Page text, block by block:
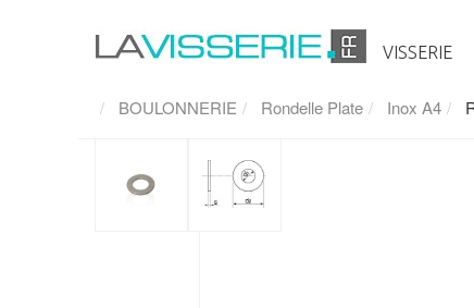
VISSERIE
BOULONNERIE Rondelle Plate Inox A4